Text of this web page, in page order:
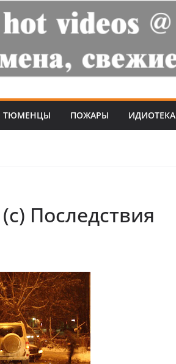
ТЮМЕНЦЫ ПОЖАРЫ ИДИОТЕКА
Последствия